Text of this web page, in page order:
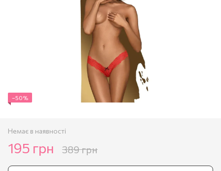
−50%
Немає в наявності
195 грн 389 грн